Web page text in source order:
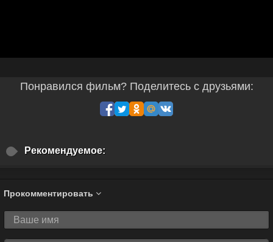
Понравился фильм? Поделитесь с друзьями:
Рекомендуемое:
Прокомментировать